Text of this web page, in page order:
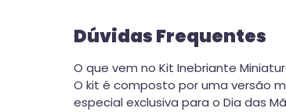
Dúvidas Frequentes
O que vem no Kit Inebriante
O kit é composto por uma versão
especial exclusiva para o Dia das